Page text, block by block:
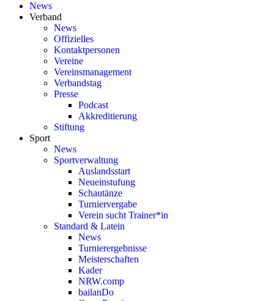
News
Verband
News
Offizielles
Kontaktpersonen
Vereine
Vereinsmanagement
Verbandstag
Presse
Podcast
Akkreditierung
Stiftung
Sport
News
Sportverwaltung
Auslandsstart
Neueinstufung
Schautänze
Turniervergabe
Verein sucht Trainer*in
Standard & Latein
News
Turnierergebnisse
Meisterschaften
Kader
NRW.comp
bailanDo